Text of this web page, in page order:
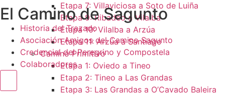
Etapa 7: Villaviciosa a Soto de Luiña
Etapa 9: Ribadeo a Vilalba
Etapa 10: Vilalba a Arzúa
Etapa 11: Arzúa a Santiago
Camino Primitivo
Etapa 1: Oviedo a Tineo
Etapa 2: Tineo a Las Grandas
Etapa 3: Las Grandas a O’Cavado Baleira
El Camino de Sagunto
Historia del Trazado
Asociación Amigos del Camino Sagunto
Credencial del Peregrino y Compostela
Colaboradores
Menú conmutador hamburguesa